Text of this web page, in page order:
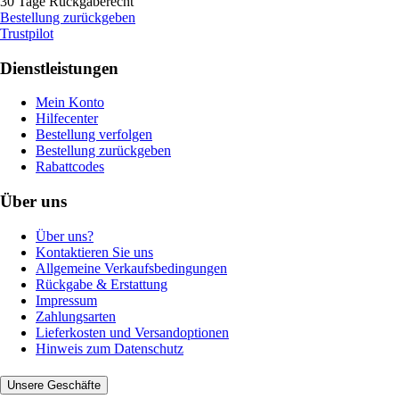
Bestellung zurückgeben
Trustpilot
Dienstleistungen
Mein Konto
Hilfecenter
Bestellung verfolgen
Bestellung zurückgeben
Rabattcodes
Über uns
Über uns?
Kontaktieren Sie uns
Allgemeine Verkaufsbedingungen
Rückgabe & Erstattung
Impressum
Zahlungsarten
Lieferkosten und Versandoptionen
Hinweis zum Datenschutz
Unsere Geschäfte